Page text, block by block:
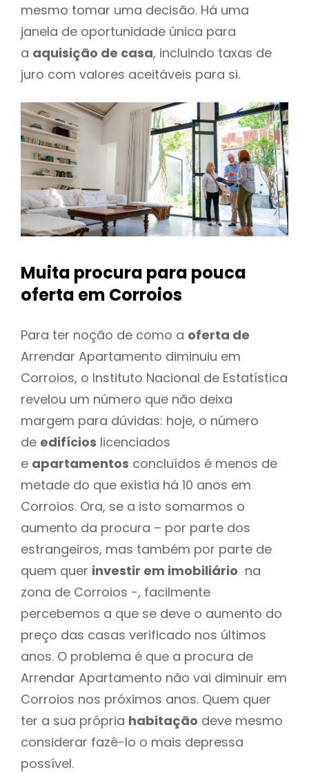
mesmo tomar uma decisão. Há uma
janela de oportunidade única para
a aquisição de casa, incluindo taxas de
juro com valores aceitáveis para si.
Muita procura para pouca
oferta em Corroios
Para ter noção de como a oferta de
Arrendar Apartamento diminuiu em
Corroios, o Instituto Nacional de Estatística
revelou um número que não deixa
margem para dúvidas: hoje, o número
de edifícios licenciados
e apartamentos concluídos é menos de
metade do que existia há 10 anos em
Corroios. Ora, se a isto somarmos o
aumento da procura – por parte dos
estrangeiros, mas também por parte de
quem quer investir em imobiliário na
zona de Corroios -, facilmente
percebemos a que se deve o aumento do
preço das casas verificado nos últimos
anos. O problema é que a procura de
Arrendar Apartamento não vai diminuir em
Corroios nos próximos anos. Quem quer
ter a sua própria habitação deve mesmo
considerar fazê-lo o mais depressa
possível.